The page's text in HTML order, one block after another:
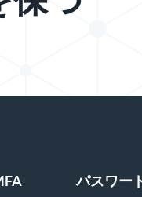
パスワー